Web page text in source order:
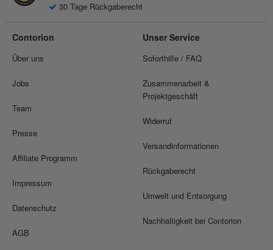
30 Tage Rückgaberecht
Contorion
Über uns
Jobs
Team
Presse
Affiliate Programm
Impressum
Datenschutz
AGB
Unser Service
Soforthilfe / FAQ
Zusammenarbeit &
Projektgeschäft
Widerruf
Versandinformationen
Rückgaberecht
Umwelt und Entsorgung
Nachhaltigkeit bei Contorion